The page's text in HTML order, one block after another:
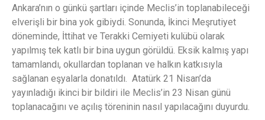
Ankara’nın o günkü şartları içinde Meclis’in toplanabileceği
elverişli bir bina yok gibiydi. Sonunda, İkinci Meşrutiyet
döneminde, İttihat ve Terakki Cemiyeti kulübü olarak
yapılmış tek katlı bir bina uygun görüldü. Eksik kalmış yapı
tamamlandı, okullardan toplanan ve halkın katkısıyla
sağlanan eşyalarla donatıldı. Atatürk 21 Nisan’da
yayınladığı ikinci bir bildiri ile Meclis’in 23 Nisan günü
toplanacağını ve açılış töreninin nasıl yapılacağını duyurdu.